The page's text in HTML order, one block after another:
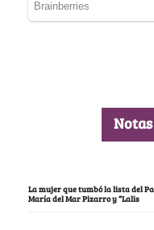
La mujer que tumbó la lista del
María del Mar Pizarro y “Lalis